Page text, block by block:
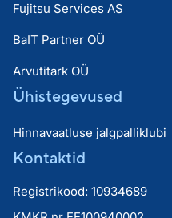
Fujitsu Services AS
BaIT Partner OÜ
Arvutitark OÜ
Ühistegevused
Hinnavaatluse jalgpalliklubi
Kontaktid
Registrikood: 10934689